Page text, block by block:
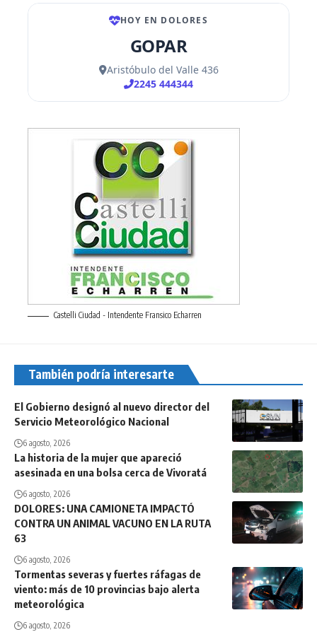
Castelli Ciudad - Intendente Fransico Echarren
También podría interesarte
El Gobierno designó al nuevo director del
Servicio Meteorológico Nacional
6 agosto, 2026
La historia de la mujer que apareció
asesinada en una bolsa cerca de Vivoratá
6 agosto, 2026
DOLORES: UNA CAMIONETA IMPACTÓ
CONTRA UN ANIMAL VACUNO EN LA RUTA
63
6 agosto, 2026
Tormentas severas y fuertes ráfagas de
viento: más de 10 provincias bajo alerta
meteorológica
6 agosto, 2026